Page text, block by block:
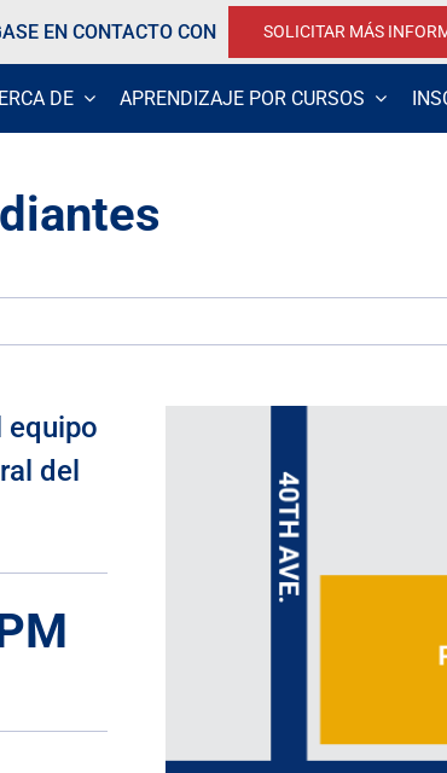
EN CONTACTO CON SOLICITAR MÁS
DE APRENDIZAJE POR CURSOS
equipo
del